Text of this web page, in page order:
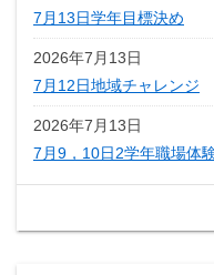
7月13日学年目標決め
2026年7月13日
7月12日地域チャレンジ
2026年7月13日
7月9，10日2学年職場体